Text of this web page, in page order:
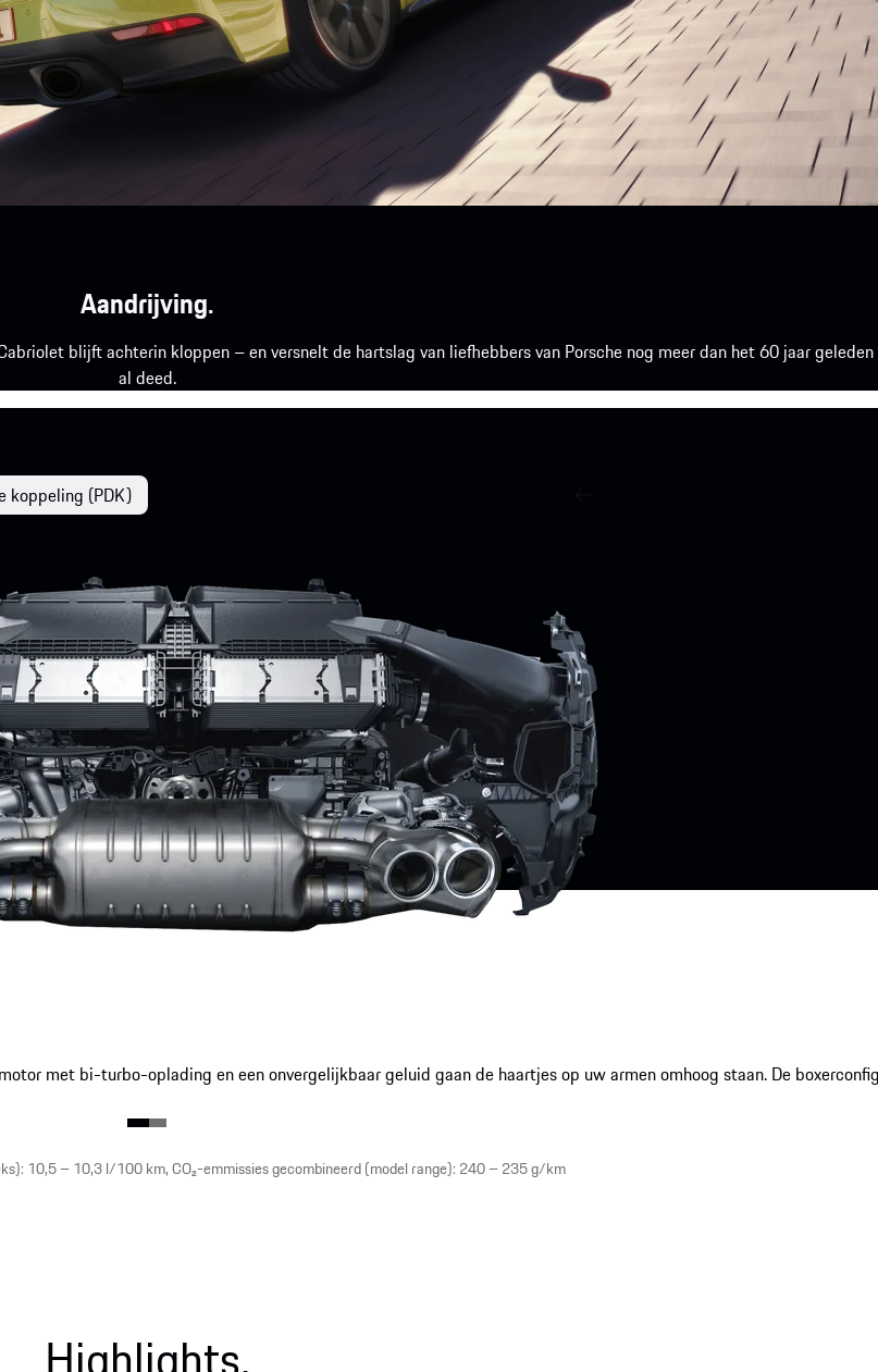
Aandrijving.
blijft achterin kloppen – en versnelt de hartslag van liefhebbers van Porsche nog meer dan het 60 jaar geleden
al deed.
koppeling (PDK)
met bi-turbo-oplading en een onvergelijkbaar geluid gaan de haartjes op uw armen omhoog staan. De
10,5 – 10,3 l/100 km, CO₂-emmissies gecombineerd (model range): 240 – 235 g/km